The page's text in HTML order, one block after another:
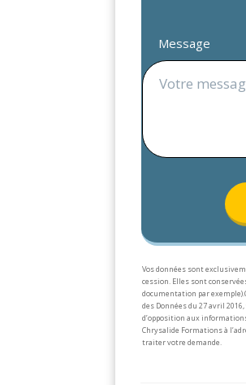
Message
Vos données sont
cession. Elles sont
documentation par exemple).
des Données du 27 avril
d’opposition aux
Chrysalide Formations à
traiter votre demande.